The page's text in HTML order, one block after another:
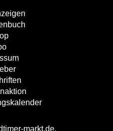
markt.de.